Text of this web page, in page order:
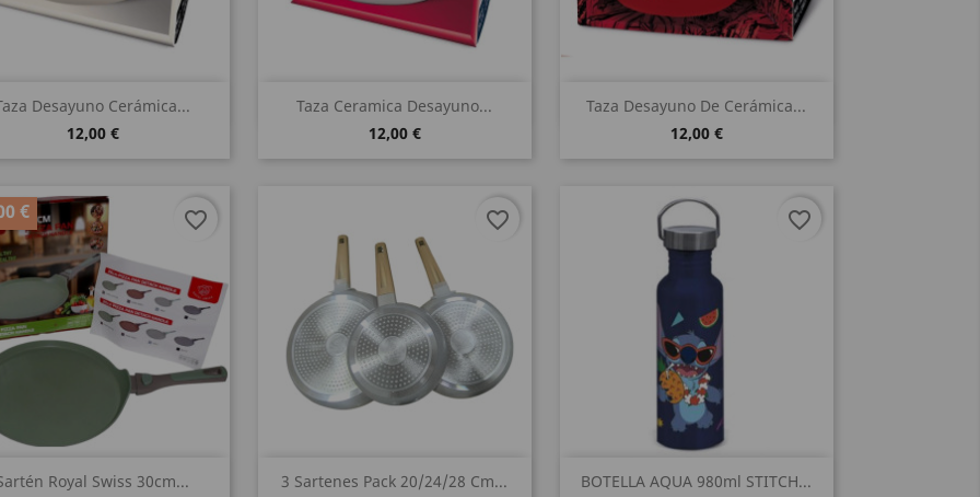
Desayuno Cerámica...
12,00 €
Vista rápida
Taza Ceramica Desayuno...
12,00 €
Vista rápida
Taza Desayuno De Cerámica...
12,00 €
Vista rápida
Royal Swiss 30cm...
€
Vista rápida
favorite_border
3 Sartenes Pack 20/24/28 Cm...
Vista rápida
favorite_border
BOTELLA AQUA 980ml STITCH...
Vista rápida
favorite_border